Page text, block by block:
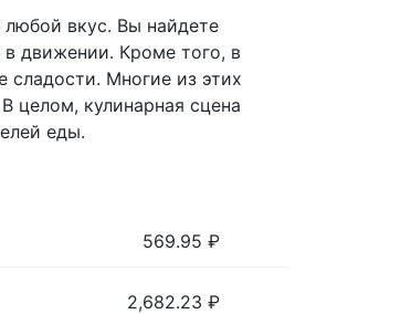
вкус. Вы найдете
в движении. Кроме того, в
сладости. Многие из этих
целом, кулинарная сцена
еды.
569.95 ₽
2,682.23 ₽